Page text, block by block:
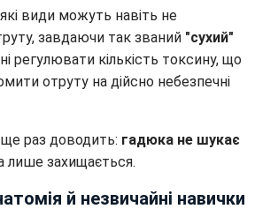
види можуть навіть не
завдаючи так званий "сухий"
регулювати кількість токсину, що
отруту на дійсно небезпечні
раз доводить: гадюка не шукає
лише захищається.
й незвичайні навички